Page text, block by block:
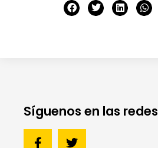
Síguenos en las redes